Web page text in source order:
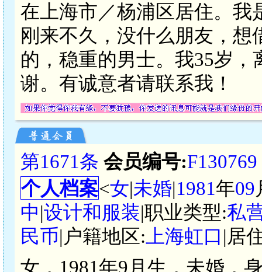
在上海市／杨浦区居住。我
刚来不久，没什么朋友，
的，稳重的男士。我35岁
谢。有诚意者请联系我！
第1671条 会员编号:F130769
个人档案<女|未婚|1981年09
中|设计和服装|职业类型:私
民币|户籍地区: 上海虹口|居
女，1981年9月生，未婚，